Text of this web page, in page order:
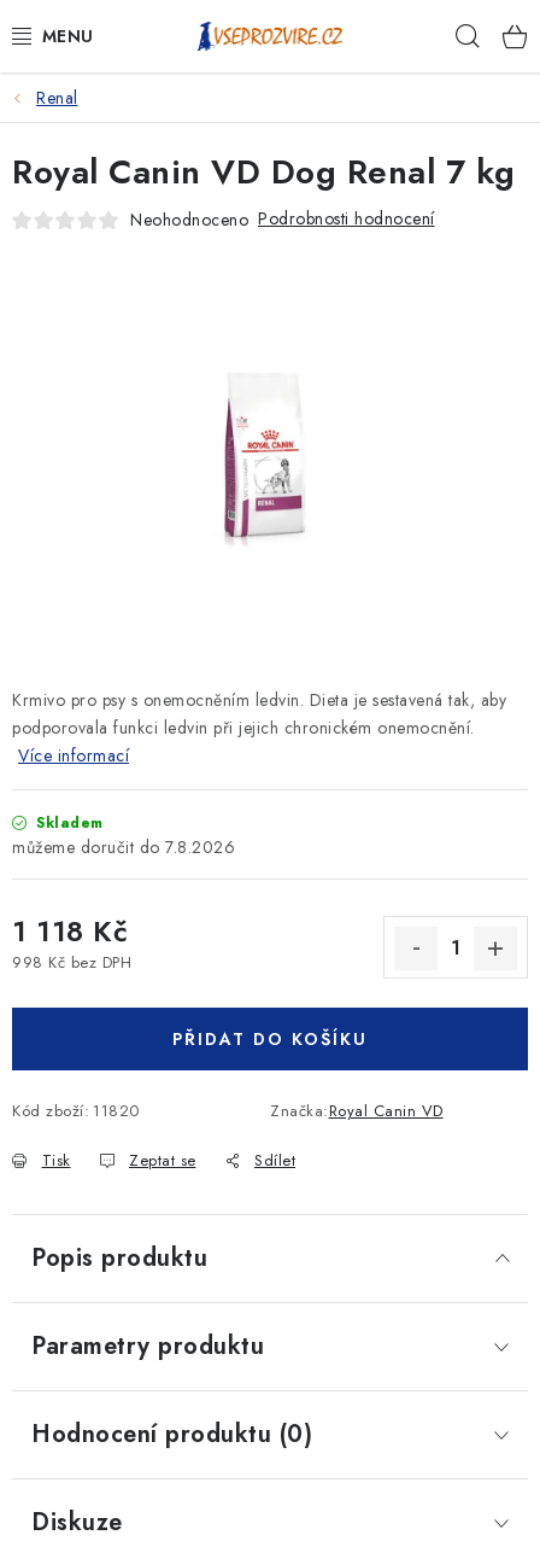
na
PSI
KOČKY
KONĚ
KRÁLÍCI/HLODAVCI/PTÁCI
Podmínky ochrany osobních údajů
Renal
Krmivo pro psy s onemocněním ledvin. Dieta je sestavená tak, aby
podporovala funkci ledvin při jejich chronickém onemocnění.
Více informací
Skladem
7.8.2026
1 118 Kč
998 Kč bez DPH
PŘIDAT DO KOŠÍKU
Kód zboží: 11820 Značka:Royal Canin VD
Tisk Zeptat se Sdílet
Royal Canin VD Dog Renal 7 kg
Neohodnoceno Podrobnosti hodnocení
Popis produktu
Parametry produktu
Hodnocení produktu (0)
Diskuze